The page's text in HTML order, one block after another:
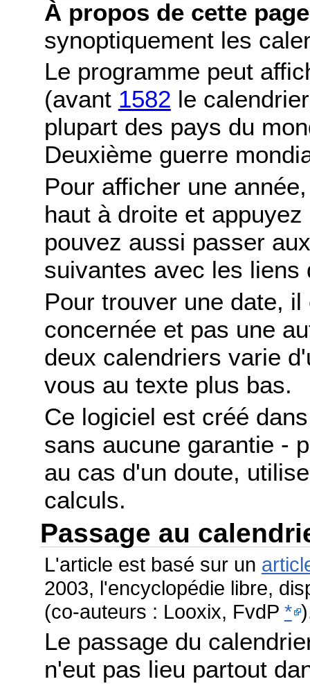
À propos de cette page
synoptiquement les
Le programme peut
(avant 1582 le
plupart des pays du
Deuxième guerre
Pour afficher une
haut à droite et
pouvez aussi passer
suivantes avec les liens
Pour trouver une date,
concernée et pas une
deux calendriers varie
vous au texte plus bas.
Ce logiciel est créé
sans aucune garantie -
au cas d'un doute,
calculs.
Passage au
L'article est basé sur un
2003, l'encyclopédie libre,
(co-auteurs : Looxix, FvdP *
Le passage du
n'eut pas lieu partout